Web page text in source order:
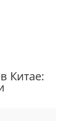
Китае: